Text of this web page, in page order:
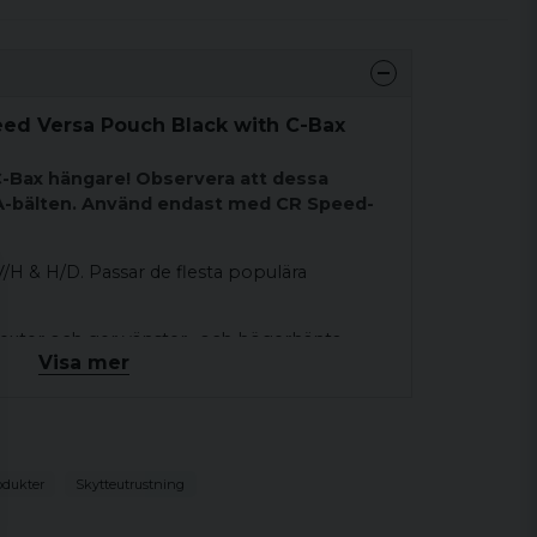
Versa Pouch Black with C-Bax
hängare! Observera att dessa
bälten. Använd endast med CR Speed-
H & H/D. Passar de flesta populära
och ger vänster- och högerhänta
insatser för att passa: Höga
Bul, SV Kimber etc." 9mm boxmagasin
inklusive CZ, Browning,
"alla småramiga Glock-magasin,
Visa mer
Skytteutrustning